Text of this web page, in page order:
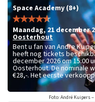
Space Academy (8+)
maandag, 21 december
Oosterhout
Bent u fan van Andre
heeft nog tickets
december 2026 om 15:00
Oosterhout. De nominale
€28,-. Het eerste
Foto: André Kuipers